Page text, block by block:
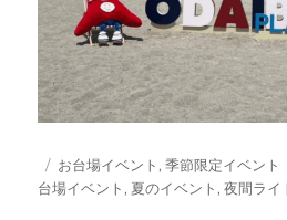
投
稿
カ
テ
お台場イベント ,季節限定イベント
台場イベント , 夏のイベント ,夜間ライ